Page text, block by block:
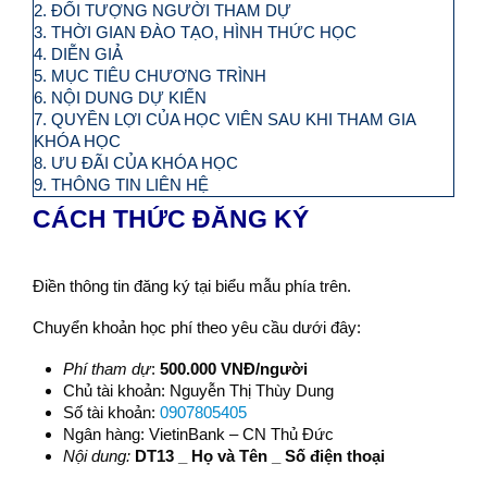
2. ĐỐI TƯỢNG NGƯỜI THAM DỰ
3. THỜI GIAN ĐÀO TẠO, HÌNH THỨC HỌC
4. DIỄN GIẢ
5. MỤC TIÊU CHƯƠNG TRÌNH
6. NỘI DUNG DỰ KIẾN
7. QUYỀN LỢI CỦA HỌC VIÊN SAU KHI THAM GIA
KHÓA HỌC
8. ƯU ĐÃI CỦA KHÓA HỌC
9. THÔNG TIN LIÊN HỆ
CÁCH THỨC ĐĂNG KÝ
Điền thông tin đăng ký tại biểu mẫu phía trên.
Chuyển khoản học phí theo yêu cầu dưới đây:
Phí tham dự:500.000 VNĐ/người
Chủ tài khoản: Nguyễn Thị Thùy Dung
Số tài khoản:0907805405
Ngân hàng: VietinBank – CN Thủ Đức
Nội dung: DT13 _ Họ và Tên _ Số điện thoại